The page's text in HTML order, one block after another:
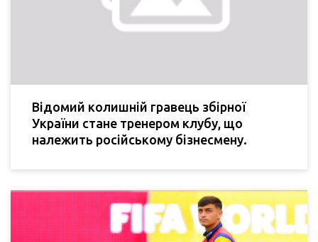
Відомий колишній гравець збірної
України стане тренером клубу, що
належить російському бізнесмену.